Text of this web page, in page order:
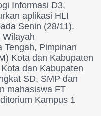
Informasi D3,
aplikasi HLI
Senin (28/11).
Wilayah
Tengah, Pimpinan
Kota dan Kabupaten
dan Kabupaten
SD, SMP dan
mahasiswa FT
Kampus 1